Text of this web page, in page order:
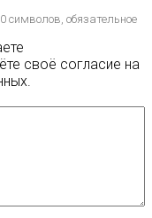
символов, обязательное
своё согласие на